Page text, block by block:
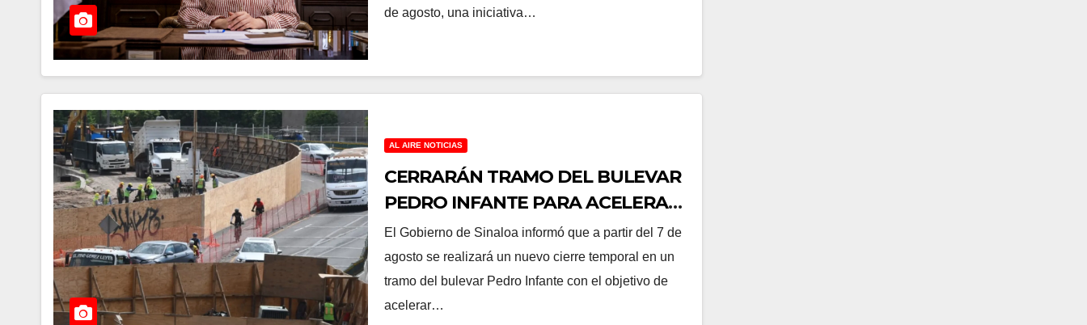
de agosto, una iniciativa…
AL AIRE NOTICIAS
CERRARÁN TRAMO DEL BULEVAR
PEDRO INFANTE PARA ACELERAR
OBRAS ANTES DEL REGRESO A
CLASES
El Gobierno de Sinaloa informó que a partir del 7 de
agosto se realizará un nuevo cierre temporal en un
tramo del bulevar Pedro Infante con el objetivo de
acelerar…